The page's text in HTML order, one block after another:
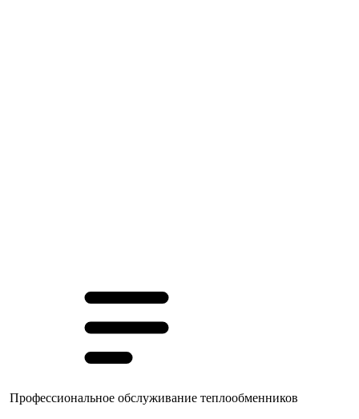
Профессиональное обслуживание теплообменников